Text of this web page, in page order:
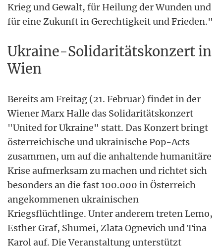
Krieg und Gewalt, für Heilung der Wunden und
für eine Zukunft in Gerechtigkeit und Frieden."
Ukraine-Solidaritätskonzert in
Wien
Bereits am Freitag (21. Februar) findet in der
Wiener Marx Halle das Solidaritätskonzert
"United for Ukraine" statt. Das Konzert bringt
österreichische und ukrainische Pop-Acts
zusammen, um auf die anhaltende humanitäre
Krise aufmerksam zu machen und richtet sich
besonders an die fast 100.000 in Österreich
angekommenen ukrainischen
Kriegsflüchtlinge. Unter anderem treten Lemo,
Esther Graf, Shumei, Zlata Ognevich und Tina
Karol auf. Die Veranstaltung unterstützt